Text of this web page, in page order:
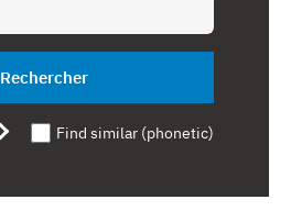
Rechercher
Find similar (phonetic)